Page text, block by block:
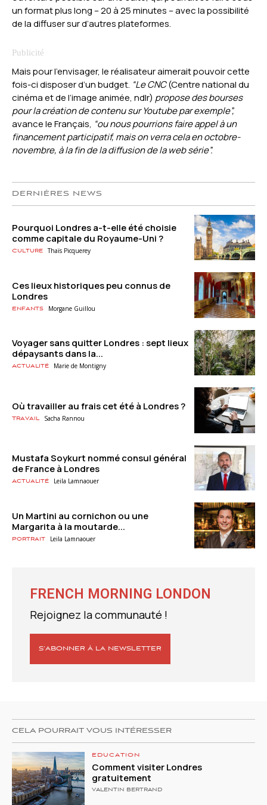
un format plus long – 20 à 25 minutes – avec la possibilité
de la diffuser sur d’autres plateformes.
Mais pour l’envisager, le réalisateur aimerait pouvoir cette
fois-ci disposer d’un budget. “Le CNC(Centre national du
cinéma et de l’image animée, ndlr) propose des bourses
pour la création de contenu sur Youtube par exemple”,
avance le Français, “ou nous pourrions faire appel à un
financement participatif, mais on verra cela en octobre-
novembre, à la fin de la diffusion de la web série”.
DERNIÈRES NEWS
Pourquoi Londres a-t-elle été choisie
comme capitale du Royaume-Uni ?
Culture Thaïs Picquerey
Ces lieux historiques peu connus de
Londres
Enfants Morgane Guillou
Voyager sans quitter Londres : sept lieux
dépaysants dans la...
Actualité Marie de Montigny
Où travailler au frais cet été à Londres ?
Travail Sacha Rannou
Mustafa Soykurt nommé consul général
de France à Londres
Actualité Leila Lamnaouer
Un Martini au cornichon ou une
Margarita à la moutarde...
Portrait Leila Lamnaouer
FRENCH MORNING LONDON
Rejoignez la communauté !
S’ABONNER À LA NEWSLETTER
CELA POURRAIT VOUS INTÉRESSER
EDUCATION
Comment visiter Londres
gratuitement
VALENTIN BERTRAND